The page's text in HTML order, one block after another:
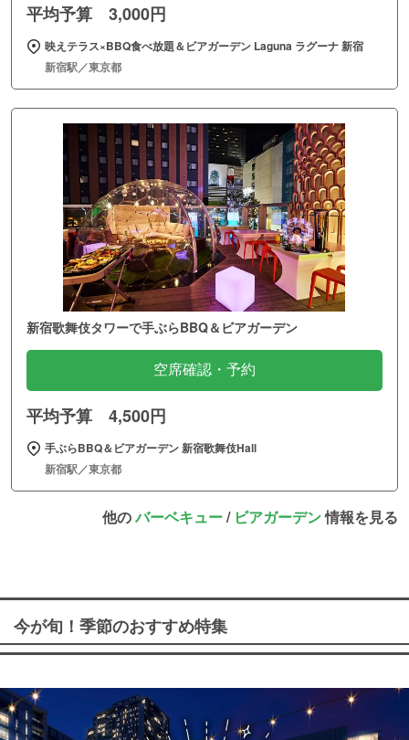
平均予算 3,000円
映えテラス×BBQ食べ放題＆ビアガーデン Laguna ラグーナ 新宿
新宿駅／東京都
新宿歌舞伎タワーで手ぶらBBQ＆ビアガーデン
空席確認・予約
平均予算 4,500円
手ぶらBBQ＆ビアガーデン 新宿歌舞伎Hall
新宿駅／東京都
他のバーベキュー/ ビアガーデン情報を見る
今が旬！季節のおすすめ特集